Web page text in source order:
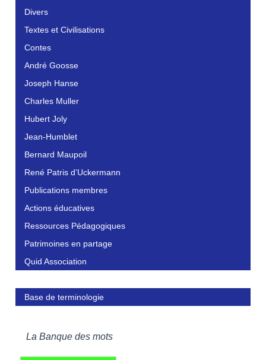
Divers
Textes et Civilisations
Contes
André Goosse
Joseph Hanse
Charles Muller
Hubert Joly
Jean-Humblet
Bernard Maupoil
René Patris d’Uckermann
Publications membres
Actions éducatives
Ressources Pédagogiques
Patrimoines en partage
Quid Association
Base de terminologie
La Banque des mots